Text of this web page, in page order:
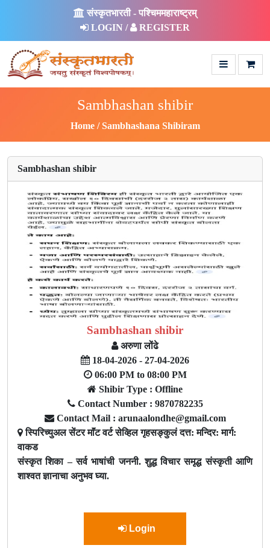
संस्कृतभारती - पश्चिममहाराष्ट्रम्
LOGIN /
REGISTER
Sambhashan shibir
Home Sambhashana Shibiram
Sambhashan shibir
स्पिरिच्युअल सेंटर माॅंट वर्ट सेव्हिल गृहसङ्कुलं दत्त: मन्दिर: मार्ग:
वाकड
संस्कृत शिका – सर्व भाषांची जननी. शुद्ध विचार समृद्ध संस्कृती आणि
शाश्वत ज्ञानाचा अनुभव घ्या.
Sambhashan shibir
अरुणा लोंढे
18-04-2026 - 27-04-2026
06:00 PM to 08:00 PM
Shibir Type : Offline
Contact Number : 9870782235
Contact Mail : arunaalondhe@gmail.com
Login